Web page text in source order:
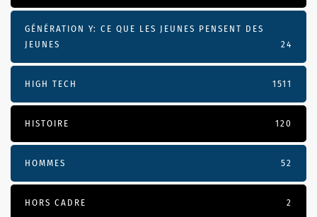
GÉNÉRATION Y: CE QUE LES JEUNES PENSENT DES
JEUNES
24
HIGH TECH 1511
HISTOIRE 120
HOMMES 52
HORS CADRE 2